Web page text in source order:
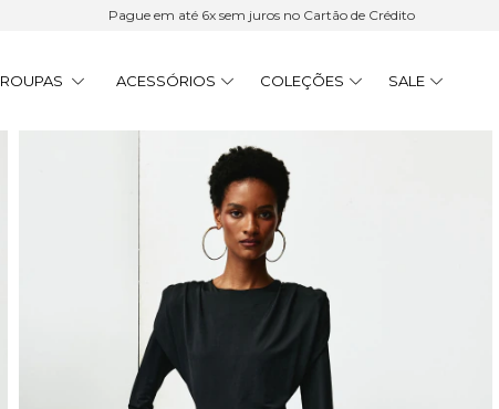
Pague em até 6x sem juros no Cartão de Crédito
ROUPAS ACESSÓRIOS COLEÇÕES SALE